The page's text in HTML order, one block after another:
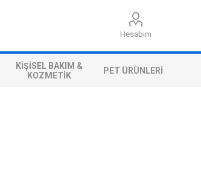
Hesabım
KIŞISEL BAKIM &
KOZMETIK
PET ÜRÜNLERI